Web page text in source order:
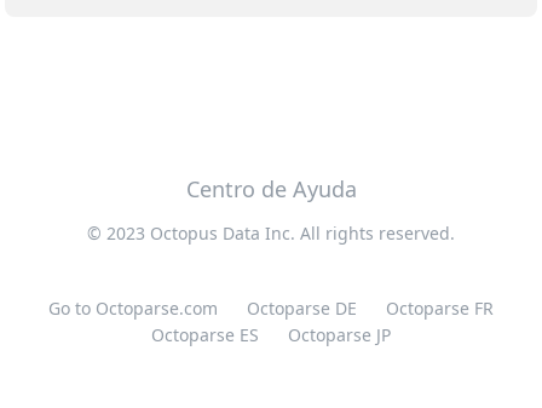
Centro de Ayuda
© 2023 Octopus Data Inc. All rights reserved.
Go to Octoparse.com Octoparse DE
Octoparse FR
Octoparse ES
Octoparse JP